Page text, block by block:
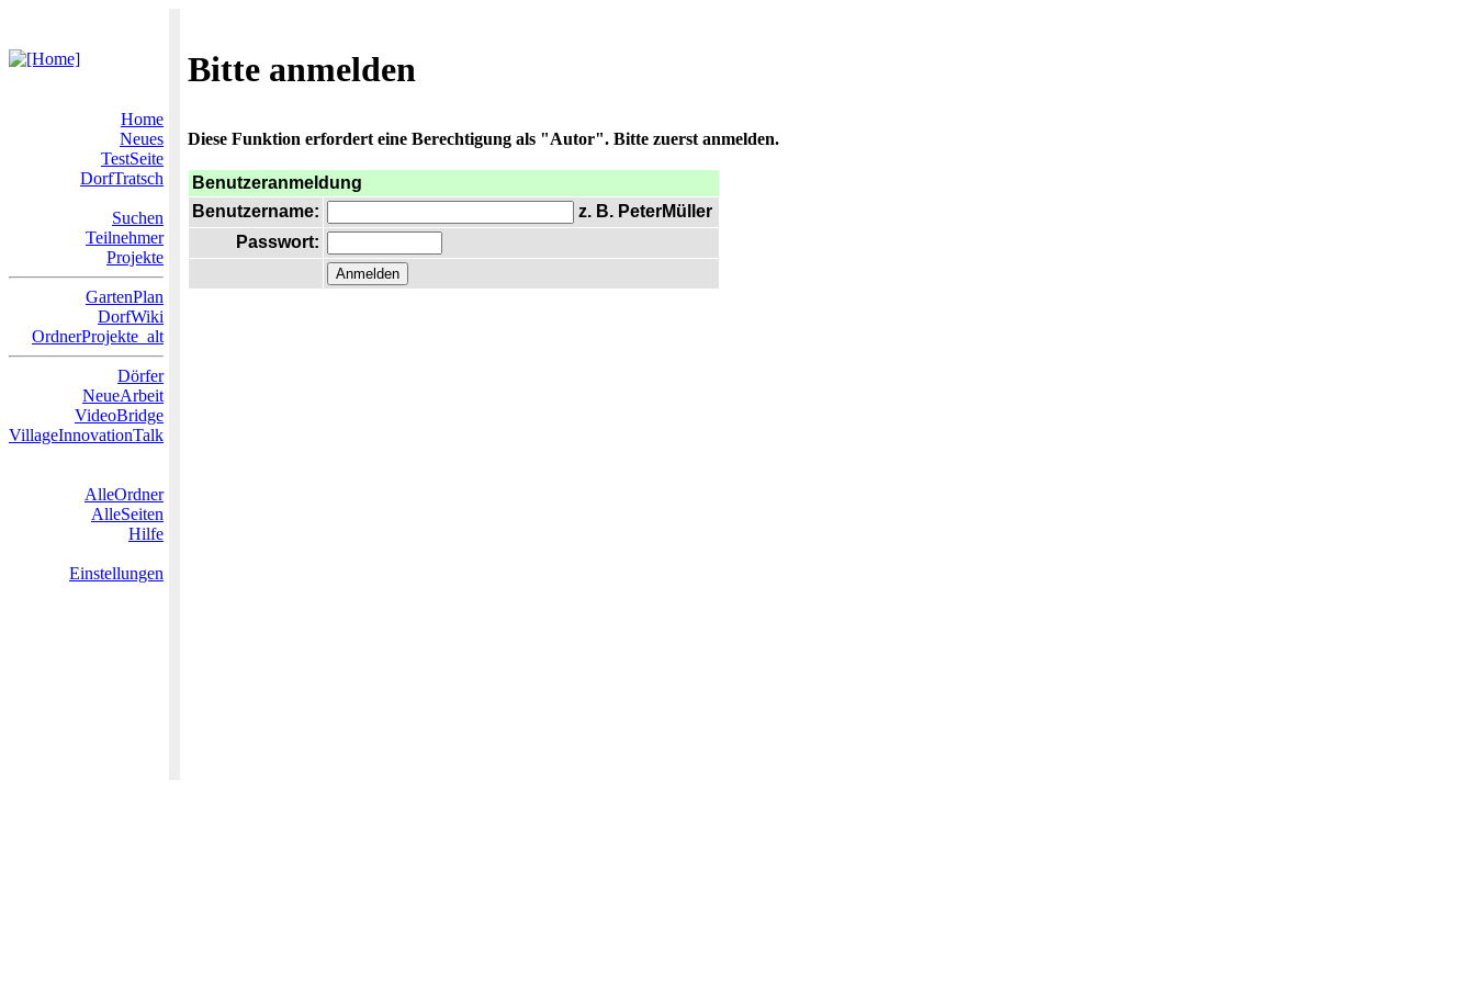
Bitte anmelden
Home
Neues
TestSeite
DorfTratsch
Suchen
Teilnehmer
Projekte
GartenPlan
DorfWiki
OrdnerProjekte_alt
Dörfer
NeueArbeit
VideoBridge
VillageInnovationTalk
AlleOrdner
AlleSeiten
Hilfe
Einstellungen
Diese Funktion erfordert eine Berechtigung als "Autor". Bitte zuerst anmelden.
Benutzeranmeldung
Benutzername:
z. B. PeterMüller
Passwort: